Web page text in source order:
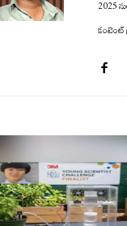
2025
కంటెంట్